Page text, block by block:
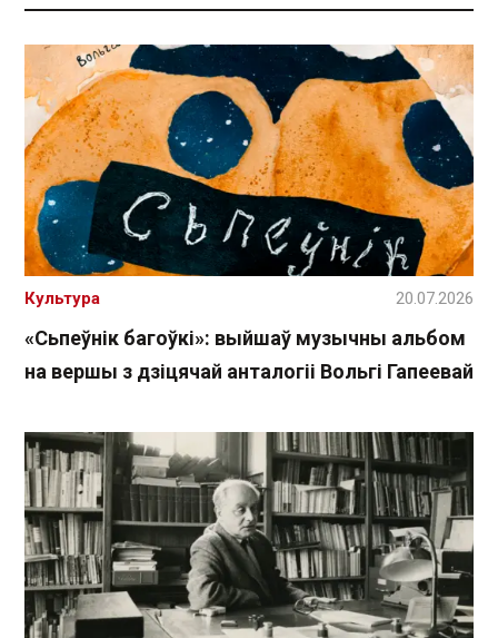
«Сьпеўнік багоўкі»: выйшаў музычны альбом
на вершы з дзіцячай анталогіі Вольгі Гапеевай
Культура 20.07.2026